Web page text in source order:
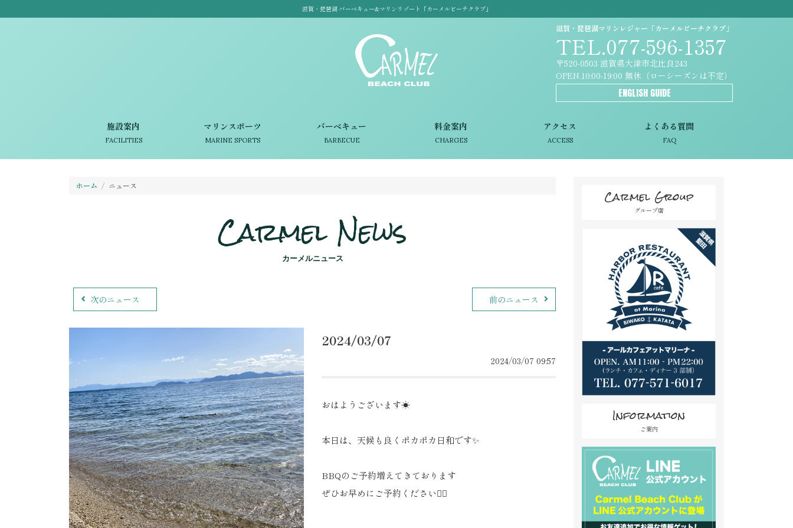
滋賀・琵琶湖 バーベキュー&マリンリゾート「カーメルビーチクラブ」
施設案内
FACILITIES
マリンスポーツ
MARINE SPORTS
バーベキュー
BARBECUE
料金案内
CHARGES
アクセス
ACCESS
よくある質問
FAQ
滋賀・琵琶湖マリンレジャー「カーメルビーチクラブ」
TEL.077-596-1357
〒520-0503 滋賀県大津市北比良243
OPEN.10:00-19:00 無休（ローシーズンは不定）
ENGLISH GUIDE
ホーム ニュース
Carmel News
カーメルニュース
次のニュース 前のニュース
2024/03/07
2024/03/07 09:57
おはようございます☀
本日は、天候も良くポカポカ日和です✨
BBQのご予約増えてきております
ぜひお早めにご予約ください❤️‍🔥
Carmel Group
グループ店
Information
ご案内